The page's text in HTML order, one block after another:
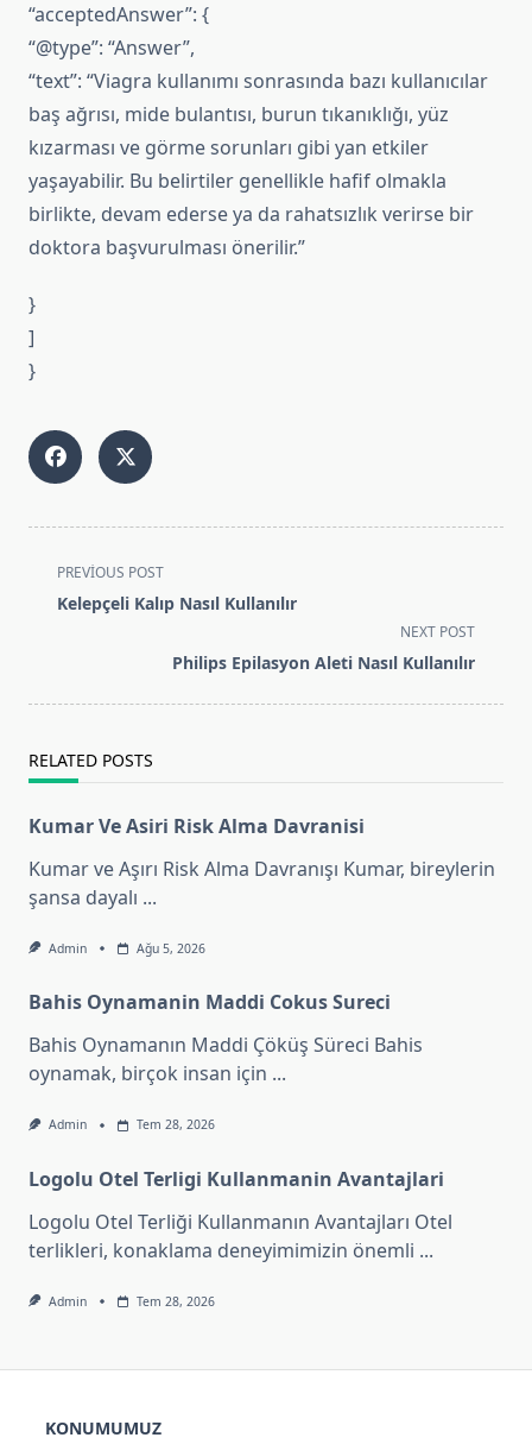
“acceptedAnswer”: {
“@type”: “Answer”,
“text”: “Viagra kullanımı sonrasında bazı kullanıcılar
baş ağrısı, mide bulantısı, burun tıkanıklığı, yüz
kızarması ve görme sorunları gibi yan etkiler
yaşayabilir. Bu belirtiler genellikle hafif olmakla
birlikte, devam ederse ya da rahatsızlık verirse bir
doktora başvurulması önerilir.”
}
]
}
<span
class="nav-
text">Page</span>
PREVIOUS POST
Kelepçeli Kalıp Nasıl Kullanılır
NEXT POST
Philips Epilasyon Aleti Nasıl Kullanılır
RELATED POSTS
Kumar Ve Asiri Risk Alma Davranisi
Kumar ve Aşırı Risk Alma Davranışı Kumar, bireylerin
şansa dayalı ...
Admin Ağu 5, 2026
Bahis Oynamanin Maddi Cokus Sureci
Bahis Oynamanın Maddi Çöküş Süreci Bahis
oynamak, birçok insan için ...
Admin Tem 28, 2026
Logolu Otel Terligi Kullanmanin Avantajlari
Logolu Otel Terliği Kullanmanın Avantajları Otel
terlikleri, konaklama deneyimimizin önemli ...
Admin Tem 28, 2026
KONUMUMUZ